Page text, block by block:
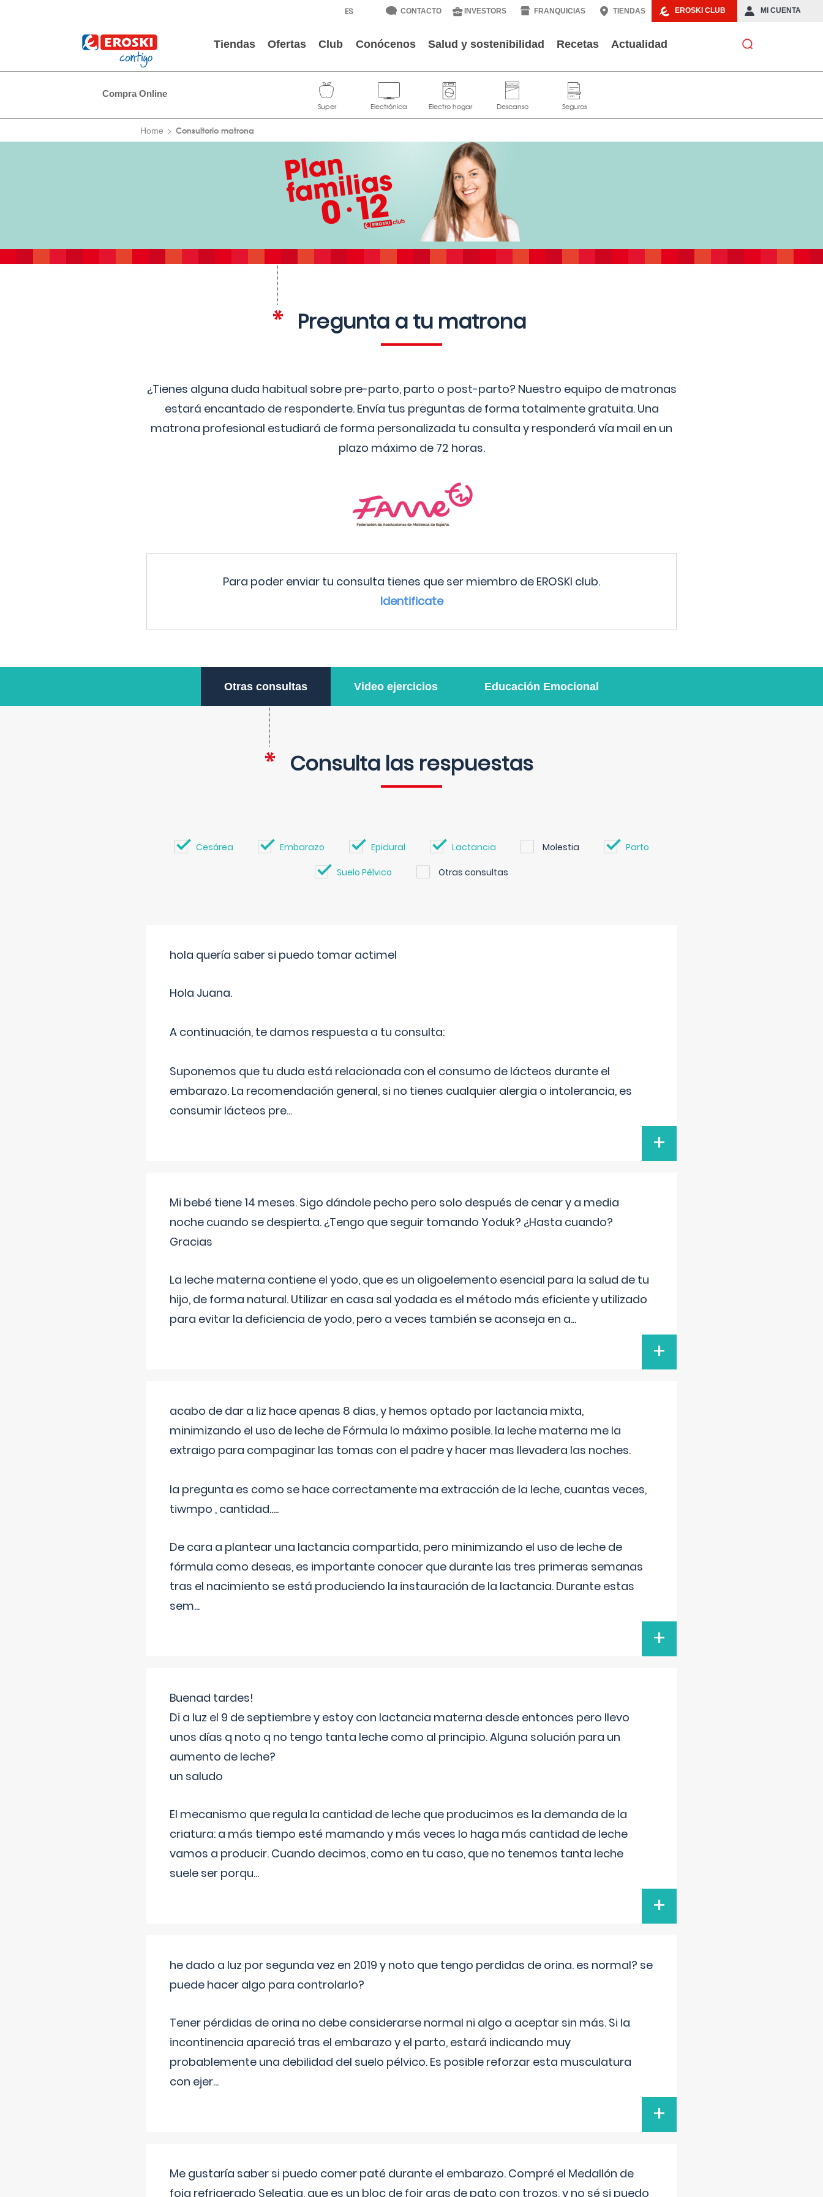
EROSKI CLUB MI CUENTA
CONTACTO INVESTORS FRANQUICIAS TIENDAS
Tiendas Ofertas Club Conócenos Salud y sostenibilidad Recetas Actualidad
Compra Online
Home Consultorio matrona
Pregunta a tu matrona
¿Tienes alguna duda habitual sobre pre-parto, parto o post-parto? Nuestro equipo de matronas
estará encantado de responderte. Envía tus preguntas de forma totalmente gratuita. Una
matrona profesional estudiará de forma personalizada tu consulta y responderá vía mail en un
plazo máximo de 72 horas.
Para poder enviar tu consulta tienes que ser miembro de EROSKI club.
Identificate
Otras consultas Video ejercicios Educación Emocional
Consulta las respuestas
Cesárea Embarazo Epidural Lactancia Molestia Parto
Suelo Pélvico Otras consultas
hola quería saber si puedo tomar actimel
Hola Juana.
A continuación, te damos respuesta a tu consulta:
Suponemos que tu duda está relacionada con el consumo de lácteos durante el
embarazo. La recomendación general, si no tienes cualquier alergia o intolerancia, es
consumir lácteos pre...
+
Mi bebé tiene 14 meses. Sigo dándole pecho pero solo después de cenar y a media
noche cuando se despierta. ¿Tengo que seguir tomando Yoduk? ¿Hasta cuando?
Gracias
La leche materna contiene el yodo, que es un oligoelemento esencial para la salud de tu
hijo, de forma natural. Utilizar en casa sal yodada es el método más eficiente y utilizado
para evitar la deficiencia de yodo, pero a veces también se aconseja en a...
+
acabo de dar a liz hace apenas 8 dias, y hemos optado por lactancia mixta,
minimizando el uso de leche de Fórmula lo máximo posible. la leche materna me la
extraigo para compaginar las tomas con el padre y hacer mas llevadera las noches.
la pregunta es como se hace correctamente ma extracción de la leche, cuantas veces,
tiwmpo , cantidad.....
De cara a plantear una lactancia compartida, pero minimizando el uso de leche de
fórmula como deseas, es importante conocer que durante las tres primeras semanas
tras el nacimiento se está produciendo la instauración de la lactancia. Durante estas
sem...
+
Buenad tardes!
Di a luz el 9 de septiembre y estoy con lactancia materna desde entonces pero llevo
unos días q noto q no tengo tanta leche como al principio. Alguna solución para un
aumento de leche?
un saludo
El mecanismo que regula la cantidad de leche que producimos es la demanda de la
criatura: a más tiempo esté mamando y más veces lo haga más cantidad de leche
vamos a producir. Cuando decimos, como en tu caso, que no tenemos tanta leche
suele ser porqu...
+
he dado a luz por segunda vez en 2019 y noto que tengo perdidas de orina. es normal? se
puede hacer algo para controlarlo?
Tener pérdidas de orina no debe considerarse normal ni algo a aceptar sin más. Si la
incontinencia apareció tras el embarazo y el parto, estará indicando muy
probablemente una debilidad del suelo pélvico. Es posible reforzar esta musculatura
con ejer...
+
Me gustaría saber si puedo comer paté durante el embarazo. Compré el Medallón de
foia refrigerado Seleqtia, que es un bloc de foir gras de pato con trozos, y no sé si puedo